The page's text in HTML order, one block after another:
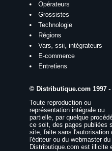
Opérateurs
Grossistes
Technologie
Régions
Vars, ssii, intégrateurs
E-commerce
Entretiens
© Distributique.com 1997 -
Toute reproduction ou
représentation intégrale ou
partielle, par quelque
ce soit, des pages publiées
site, faite sans l'autorisation
l'éditeur ou du webmaster
Distributique.com est illicite